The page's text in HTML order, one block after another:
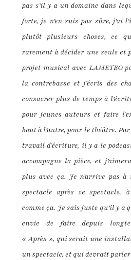
pas s’il y a un domaine dans
forte, je n’en suis pas sûre, j’ai
plutôt plusieurs choses, ce
rarement à décider une seule et
projet musical avec LAMETEO
la contrebasse et j’écris des
consacrer plus de temps à
pour jeunes auteurs et faire
bout à l’autre, pour le théâtre.
travail d’écriture, il y a le
accompagne la pièce, et
plus avec ça. Je n’arrive pas à
spectacle après ce spectacle,
comme ça. Je sais juste qu’il y a
envie de faire depuis
« Après », qui serait une
un spectacle, et qui devrait parler